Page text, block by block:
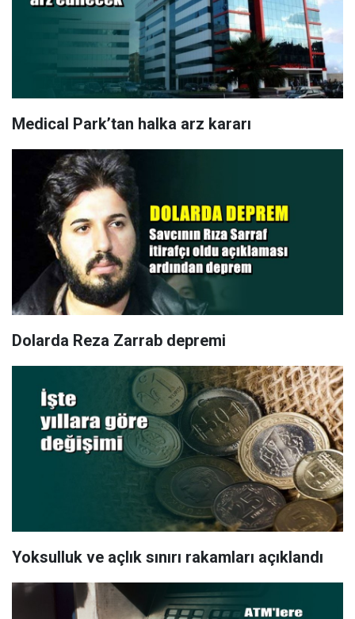
Medical Park’tan halka arz kararı
Dolarda Reza Zarrab depremi
Yoksulluk ve açlık sınırı rakamları açıklandı